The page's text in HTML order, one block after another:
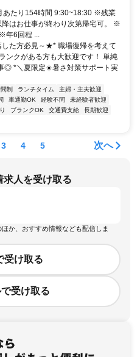
あたり154時間 9:30~18:30 ※残業
はお仕事が終わり次第帰宅可。 ※
年6回程 ...
た方必見～★* 職場復帰を考えて
ンクがある方も大歓迎です！ 単純
◎ *＼夏限定☀️暑さ対策サポート実
制 ランチタイム
主婦・主夫歓迎
車通勤OK 経験不問
未経験者歓迎
ブランクOK 交通費支給
長期歓迎
3 4 5 次へ
求人を受け取る
か、おすすめ情報なども配信しま
受け取る
受け取る